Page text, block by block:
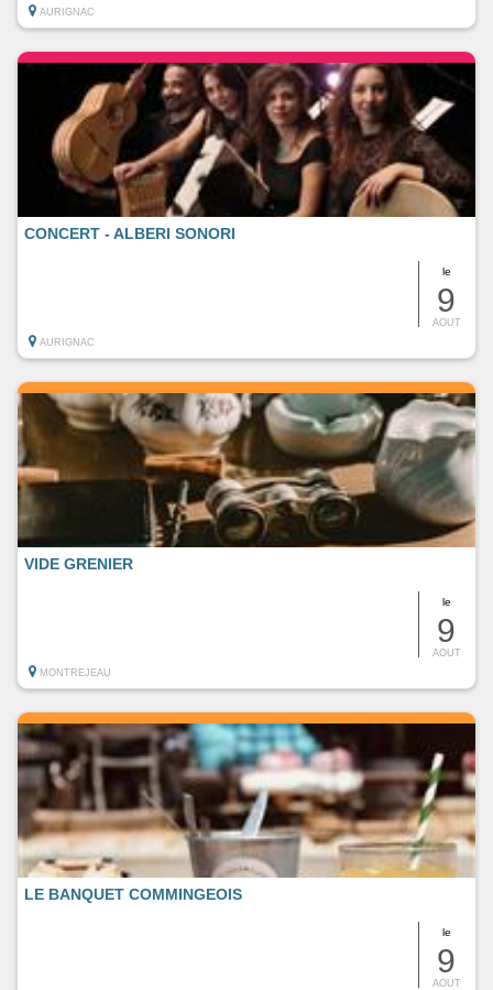
AURIGNAC
le
9
AOUT
CONCERT - ALBERI SONORI
AURIGNAC
le
9
AOUT
VIDE GRENIER
MONTREJEAU
le
9
AOUT
LE BANQUET COMMINGEOIS